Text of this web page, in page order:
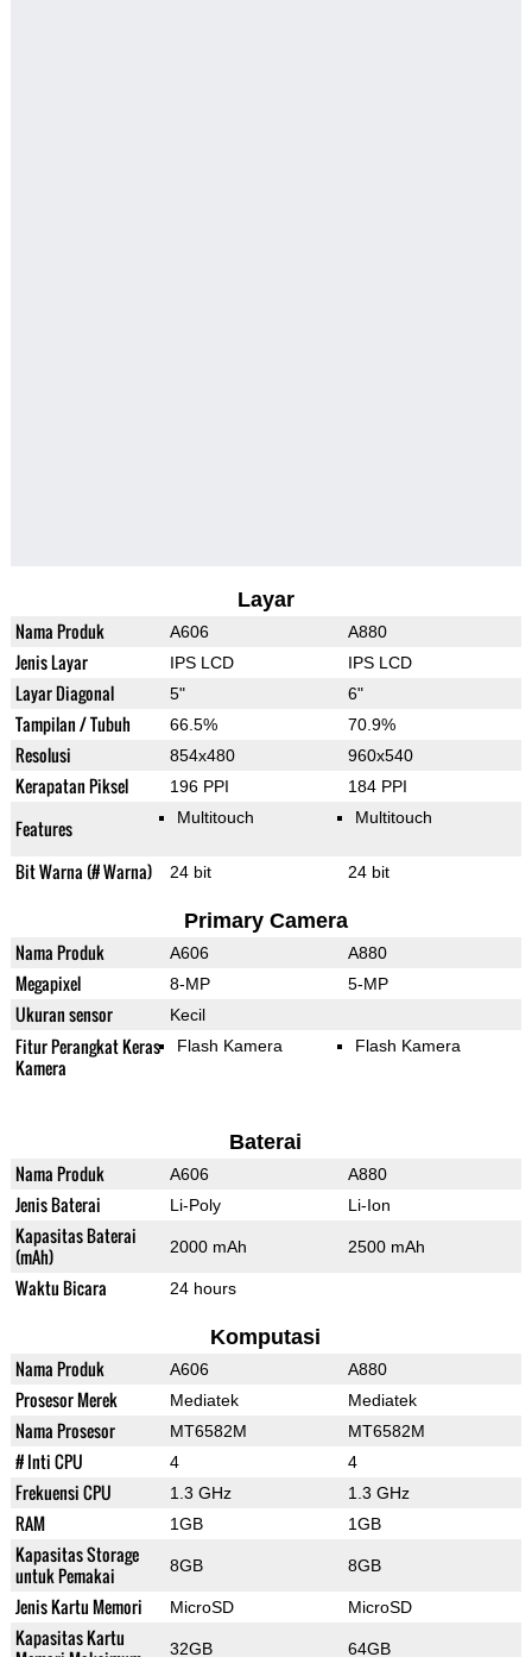
Layar
Nama Produk A606 A880
Jenis Layar IPS LCD IPS LCD
Layar Diagonal 5" 6"
Tampilan / Tubuh 66.5% 70.9%
Resolusi 854x480 960x540
Kerapatan Piksel 196 PPI 184 PPI
Features Multitouch Multitouch
Bit Warna (# Warna) 24 bit 24 bit
Primary Camera
Nama Produk A606 A880
Megapixel 8-MP 5-MP
Ukuran sensor Kecil
Fitur Perangkat Keras
Kamera
Flash Kamera Flash Kamera
Baterai
Nama Produk A606 A880
Jenis Baterai Li-Poly Li-Ion
Kapasitas Baterai
(mAh)
2000 mAh 2500 mAh
Waktu Bicara 24 hours
Komputasi
Nama Produk A606 A880
Prosesor Merek Mediatek Mediatek
Nama Prosesor MT6582M MT6582M
# Inti CPU 4 4
Frekuensi CPU 1.3 GHz 1.3 GHz
RAM 1GB 1GB
Kapasitas Storage
untuk Pemakai
8GB 8GB
Jenis Kartu Memori MicroSD MicroSD
Kapasitas Kartu
32GB 64GB